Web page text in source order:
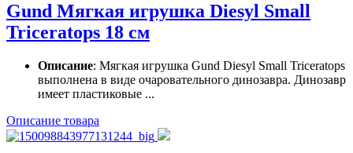
Gund Мягкая игрушка Diesyl Small
Triceratops 18 см
Описание: Мягкая игрушка Gund Diesyl Small Triceratops
выполнена в виде очаровательного динозавра. Динозавр
имеет пластиковые ...
Описание товара